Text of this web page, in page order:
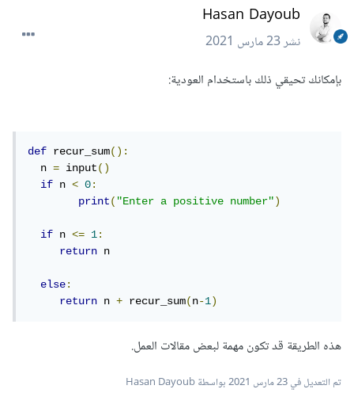
Hasan Dayoub
نشر23 مارس 2021
بإمكانك تحيقي ذلك باستخدام العودية:
def recur_sum():
  n
= input()
if n < 0:
print("Enter a positive number")
if n <= 1:
return n
else:
return n + recur_sum(n-1)
هذه الطريقة قد تكون مهمة لبعض مقالات العمل.
تم التعديل في23 مارس 2021
بواسطة Hasan Dayoub